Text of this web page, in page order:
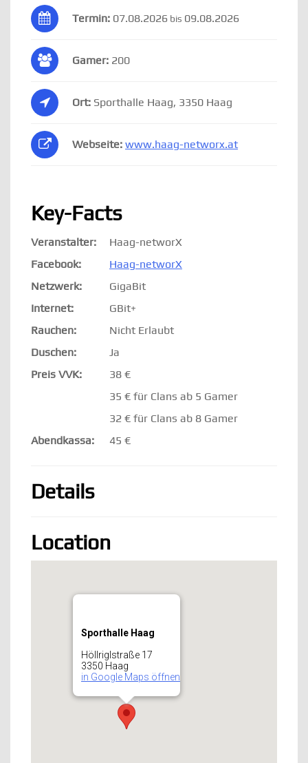
Termin: 07.08.2026 bis 09.08.2026
Gamer: 200
Ort: Sporthalle Haag, 3350 Haag
Webseite: www.haag-networx.at
Key-Facts
Veranstalter:
Haag-networX
Facebook:
Haag-networX
Netzwerk:
GigaBit
Internet:
GBit+
Rauchen:
Nicht Erlaubt
Duschen:
Ja
Preis VVK:
38 €
35 € für Clans ab 5 Gamer
32 € für Clans ab 8 Gamer
Abendkassa:
45 €
Details
Location
Sporthalle Haag
Höllriglstraße 17
3350 Haag
in Google Maps öffnen